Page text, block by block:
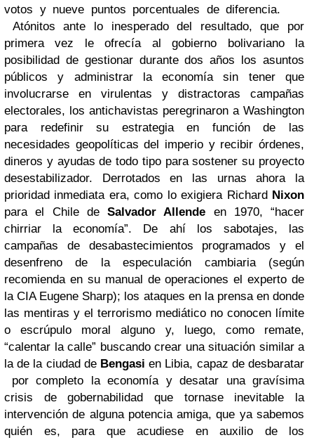
votos y nueve puntos porcentuales de diferencia.
Atónitos ante lo inesperado del resultado, que por
primera vez le ofrecía al gobierno bolivariano la
posibilidad de gestionar durante dos años los asuntos
públicos y administrar la economía sin tener que
involucrarse en virulentas y distractoras campañas
electorales, los antichavistas peregrinaron a Washington
para redefinir su estrategia en función de las
necesidades geopolíticas del imperio y recibir órdenes,
dineros y ayudas de todo tipo para sostener su proyecto
desestabilizador. Derrotados en las urnas ahora la
prioridad inmediata era, como lo exigiera Richard Nixon
para el Chile de Salvador Allende en 1970, “hacer
chirriar la economía”. De ahí los sabotajes, las
campañas de desabastecimientos programados y el
desenfreno de la especulación cambiaria (según
recomienda en su manual de operaciones el experto de
la CIA Eugene Sharp); los ataques en la prensa en donde
las mentiras y el terrorismo mediático no conocen límite
o escrúpulo moral alguno y, luego, como remate,
“calentar la calle” buscando crear una situación similar a
la de la ciudad de Bengasi en Libia, capaz de desbaratar
por completo la economía y desatar una gravísima
crisis de gobernabilidad que tornase inevitable la
intervención de alguna potencia amiga, que ya sabemos
quién es, para que acudiese en auxilio de los